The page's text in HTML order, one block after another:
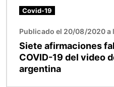
Covid-19
Publicado el 20/08/2020 a
Siete afirmaciones
COVID-19 del video
argentina